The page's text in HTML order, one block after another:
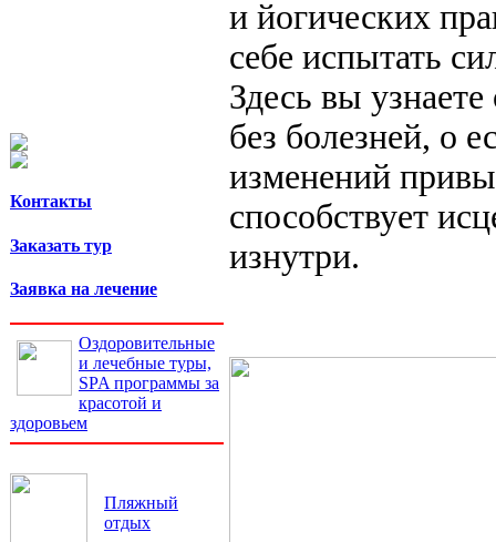
Контакты
Заказать тур
Заявка на лечение
Оздоровительные
и лечебные туры,
SPA программы за
красотой и
здоровьем
Пляжный
отдых
и йогических
себе испытать
Здесь вы
без болезней, о
изменений
способствует
изнутри.